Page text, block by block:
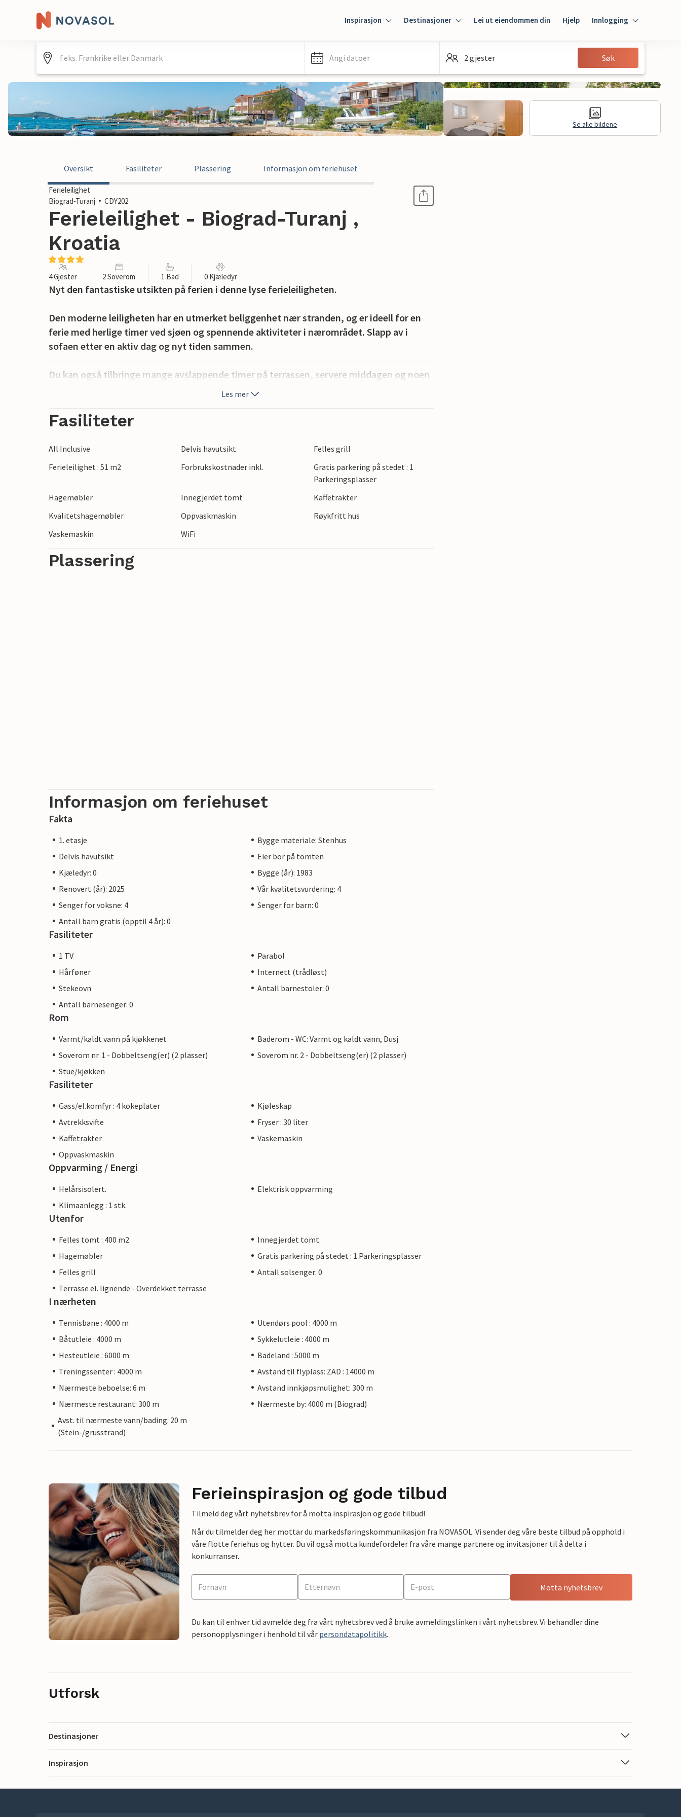
Inspirasjon Destinasjoner Lei ut eiendommen din Hjelp Innlogging
Innlogging
Gjest
Angi datoer 2 gjester Søk
Se alle bildene
Oversikt Fasiliteter Plassering Informasjon om feriehuset
Ferieleilighet
Biograd-Turanj
CDY202
Ferieleilighet - Biograd-Turanj ,
Kroatia
4 Gjester 2 Soverom 1 Bad 0 Kjæledyr
Nyt den fantastiske utsikten på ferien i denne lyse ferieleiligheten.
Den moderne leiligheten har en utmerket beliggenhet nær stranden, og er ideell for en
ferie med herlige timer ved sjøen og spennende aktiviteter i nærområdet. Slapp av i
sofaen etter en aktiv dag og nyt tiden sammen.
Du kan også tilbringe mange avslappende timer på terrassen, servere middagen og noen
kalde drinker ute på varme dager og la blikket vandre over havet.
Stranden ligger bare noen få skritt unna, og her kan du bade og sole deg. Utforsk
regionale spesialiteter som olivenolje, ost og vin. Kjør til den nærliggende naturparken
Les mer
Fasiliteter
All Inclusive Delvis havutsikt
Felles grill
Ferieleilighet : 51 m2
Forbrukskostnader inkl.
Gratis parkering på stedet : 1
Parkeringsplasser
Hagemøbler
Innegjerdet tomt
Kaffetrakter
Kvalitetshagemøbler
Oppvaskmaskin
Røykfritt hus
Vaskemaskin
WiFi
Plassering
Informasjon om feriehuset
Fakta
1. etasje
Bygge materiale: Stenhus
Delvis havutsikt
Eier bor på tomten
Kjæledyr: 0
Bygge (år): 1983
Renovert (år): 2025
Vår kvalitetsvurdering: 4
Senger for voksne: 4
Senger for barn: 0
Antall barn gratis (opptil 4 år): 0
Fasiliteter
1 TV
Parabol
Hårføner
Internett (trådløst)
Stekeovn
Antall barnestoler: 0
Antall barnesenger: 0
Rom
Varmt/kaldt vann på kjøkkenet
Baderom - WC: Varmt og kaldt vann, Dusj
Soverom nr. 1 - Dobbeltseng(er) (2 plasser)
Soverom nr. 2 - Dobbeltseng(er) (2 plasser)
Stue/kjøkken
Fasiliteter
Gass/el.komfyr : 4 kokeplater
Kjøleskap
Avtrekksvifte
Fryser : 30 liter
Kaffetrakter
Vaskemaskin
Oppvaskmaskin
Oppvarming / Energi
Helårsisolert.
Elektrisk oppvarming
Klimaanlegg : 1 stk.
Utenfor
Felles tomt : 400 m2
Innegjerdet tomt
Hagemøbler
Gratis parkering på stedet : 1 Parkeringsplasser
Felles grill
Antall solsenger: 0
Terrasse el. lignende - Overdekket terrasse
I nærheten
Tennisbane : 4000 m
Utendørs pool : 4000 m
Båtutleie : 4000 m
Sykkelutleie : 4000 m
Hesteutleie : 6000 m
Badeland : 5000 m
Treningssenter : 4000 m
Avstand til flyplass: ZAD : 14000 m
Nærmeste beboelse: 6 m
Avstand innkjøpsmulighet: 300 m
Nærmeste restaurant: 300 m
Nærmeste by: 4000 m (Biograd)
Avst. til nærmeste vann/bading: 20 m
(Stein-/grusstrand)
Ferieinspirasjon og gode tilbud
Tilmeld deg vårt nyhetsbrev for å motta inspirasjon og gode tilbud!
Når du tilmelder deg her mottar du markedsføringskommunikasjon fra NOVASOL. Vi sender deg våre beste tilbud på opphold i
våre flotte feriehus og hytter. Du vil også motta kundefordeler fra våre mange partnere og invitasjoner til å delta i
konkurranser.
Motta nyhetsbrev
Du kan til enhver tid avmelde deg fra vårt nyhetsbrev ved å bruke avmeldingslinken i vårt nyhetsbrev. Vi behandler dine
personopplysninger i henhold til vår persondatapolitikk.
Utforsk
Destinasjoner
Inspirasjon